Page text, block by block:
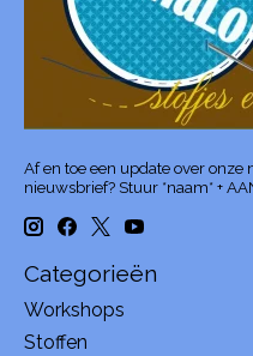
Af en toe een update over
nieuwsbrief? Stuur *naam* +
Categorieën
Workshops
Stoffen